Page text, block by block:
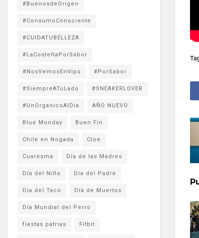
#BuenosdeOrigen
#ConsumoConsciente
#CUIDATUBELLEZA
#LaCosteñaPorSabor
#NosVemosEnVips #PorSabor
#SiempreATuLado #SNEAKERLOVER
#UnOrganicoAlDia AÑO NUEVO
Blue Monday Buen Fin
Chile en Nogada Cloe
Cuaresma Día de las Madres
Día del Niño Día del Padre
Día del Taco Día de Muertos
Día Mundial del Perro
fiestas patrias Fitbit